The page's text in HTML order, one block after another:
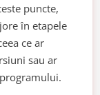
puncte,
în etapele
ce ar
sau ar